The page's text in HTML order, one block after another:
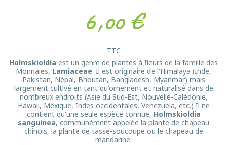
6,00 €
TTC
Holmskioldia est un genre de plantes à fleurs de la famille des
Monnaies, Lamiaceae. Il est originaire de l'Himalaya (Inde,
Pakistan, Népal, Bhoutan, Bangladesh, Myanmar) mais
largement cultivé en tant qu'ornement et naturalisé dans de
nombreux endroits (Asie du Sud-Est, Nouvelle-Calédonie,
Hawaii, Mexique, Indes occidentales, Venezuela, etc.) Il ne
contient qu'une seule espèce connue, Holmskioldia
sanguinea, communément appelée la plante de chapeau
chinois, la plante de tasse-soucoupe ou le chapeau de
mandarine.